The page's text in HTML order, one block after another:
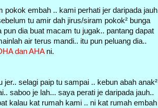
embah .. kami perhati jer daripada jauh
tu amir dah jirus/siram pokok² bunga
dia buat macam tu jugak.. pantang dapat
air terus mandi.. itu pun peluang dia..
dan AHAni.
selagi paip tu sampai .. kebun abah anak²
saboo je lah... saya perati je daripada jauh..
kalau kat rumah kami .. ni kat rumah embah